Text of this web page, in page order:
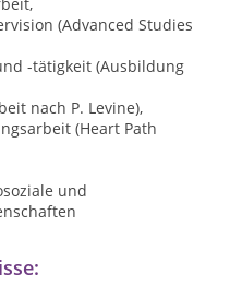
(Advanced Studies
-tätigkeit (Ausbildung
nach P. Levine),
(Heart Path
und